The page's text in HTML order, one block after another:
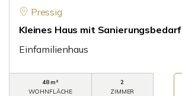
Pressig
Kleines Haus mit Sanierungsbedarf
Einfamilienhaus
48 m²
WOHNFLÄCHE
2
ZIMMER